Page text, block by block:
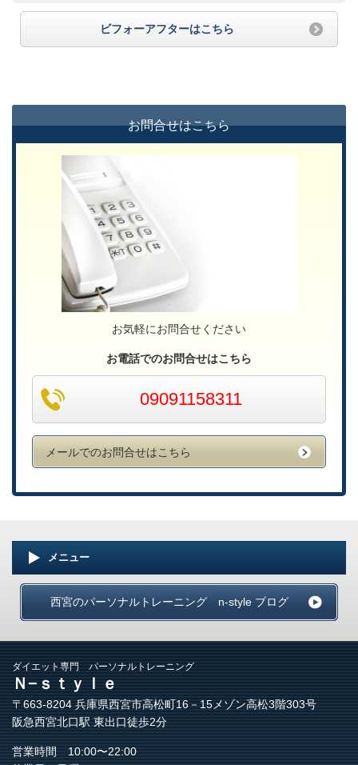
ビフォーアフターはこちら
お問合せはこちら
お気軽にお問合せください
お電話でのお問合せはこちら
09091158311
メールでのお問合せはこちら
メニュー
西宮のパーソナルトレーニング n-style ブログ
ダイエット専門 パーソナルトレーニング
Ｎ−ｓｔｙｌｅ
〒663-8204 兵庫県西宮市高松町16－15メゾン高松3階303号
阪急西宮北口駅 東出口徒歩2分
営業時間 10:00〜22:00